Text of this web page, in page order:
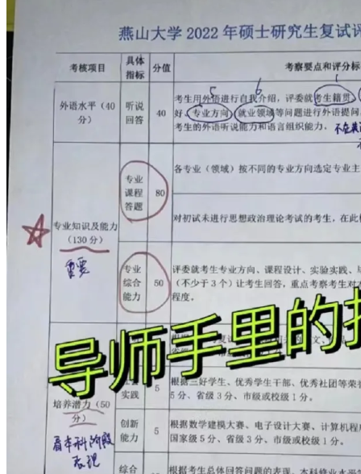
◆ 备考核心：院校一般会在招生简章中公布复试笔试的考试
科目、大纲及参考书目，建议考生初试结束后立即启动备考，
切勿等分数公布后再复习——部分院校在分数公布后一周内就
会启动复试，临时备考时间完全不足。
◆ 额外考察：部分招生单位还会在笔试环节考察考生的文献
综述能力，需提前结合院校历年出题趋势，做针对性复习巩
2.综合面试
综合面试是复试的核心拉分项，主要分为英语测试、专业素质
与能力测试两大板块，面试时长通常在20分钟左右。
（1）英语测试（含听力+口语）
这是多数考生的备考难点，核心考察考生的英语听说能力，尤
其是专业领域的英语应用能力，整体难度一般不超过大学英语
六级水平。
◆ 听力备考：可重点练习英语六级历年听力真题，部分院校
会单独设置听力考察环节，需针对性训练。
◆ 口语备考：提前准备好1分钟左右的中英文自我介绍，日常
多做口语对话练习，可通过英文原著、原声影视作品培养语